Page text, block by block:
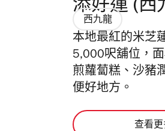
添好運 (西
西九龍
本地最紅的米芝
5,000呎舖位，
煎蘿蔔糕、沙豬
便好地方。
查看更